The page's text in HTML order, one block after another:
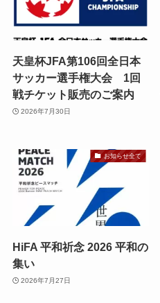
天皇杯JFA第106回全日本
サッカー選手権大会 1回
戦チケット販売のご案内
2026年7月30日
お知らせ全て
HiFA 平和祈念 2026 平和の
集い
2026年7月27日